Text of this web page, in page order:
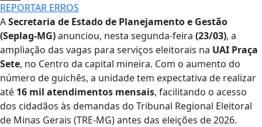
REPORTAR ERROS
​ASecretaria de Estado de Planejamento e Gestão
(Seplag-MG)anunciou, nesta segunda-feira (23/03), a
ampliação das vagas para serviços eleitorais na UAI Praça
Sete, no Centro da capital mineira. Com o aumento do
número de guichês, a unidade tem expectativa de realizar
até 16 mil atendimentos mensais, facilitando o acesso
dos cidadãos às demandas do Tribunal Regional Eleitoral
de Minas Gerais (TRE-MG) antes das eleições de 2026.